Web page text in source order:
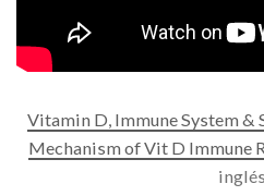
Vitamin D, Immune System &
Mechanism of Vit D Immune